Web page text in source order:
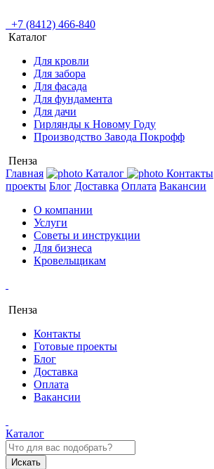
+7 (8412) 466-840
Каталог
Для кровли
Для забора
Для фасада
Для фундамента
Для дачи
Гирлянды к Новому Году
Производство Завода Покрофф
Пенза
Главная
Каталог Контакты
проекты Блог Доставка Оплата Вакансии
О компании
Услуги
Советы и инструкции
Для бизнеса
Кровельщикам
Пенза
Контакты
Готовые проекты
Блог
Доставка
Оплата
Вакансии
Каталог
Искать